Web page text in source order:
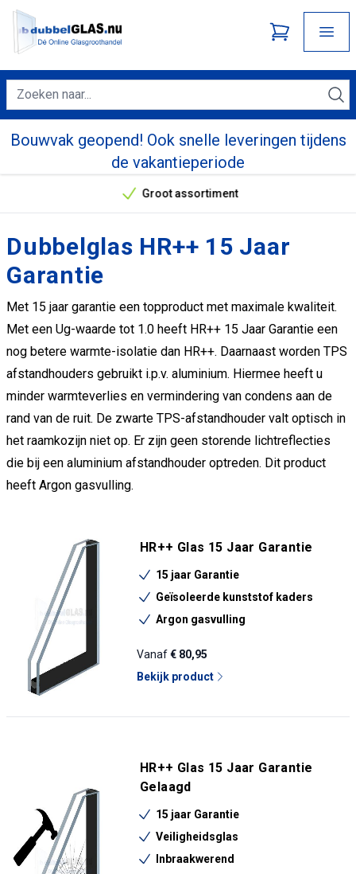
Bouwvak geopend! Ook snelle leveringen tijdens
de vakantieperiode
Onze unieke verkoopargumenten
Groot assortiment
Dubbelglas HR++ 15 Jaar
Garantie
Met 15 jaar garantie een topproduct met maximale kwaliteit.
Met een Ug-waarde tot 1.0 heeft HR++ 15 Jaar Garantie een
nog betere warmte-isolatie dan HR++. Daarnaast worden TPS
afstandhouders gebruikt i.p.v. aluminium. Hiermee heeft u
minder warmteverlies en vermindering van condens aan de
rand van de ruit. De zwarte TPS-afstandhouder valt optisch in
het raamkozijn niet op. Er zijn geen storende lichtreflecties
die bij een aluminium afstandhouder optreden. Dit product
heeft Argon gasvulling.
HR++ Glas 15 Jaar Garantie
15 jaar Garantie
Geïsoleerde kunststof kaders
Argon gasvulling
Vanaf€ 80,95
Bekijk product
HR++ Glas 15 Jaar Garantie
Gelaagd
15 jaar Garantie
Veiligheidsglas
Inbraakwerend